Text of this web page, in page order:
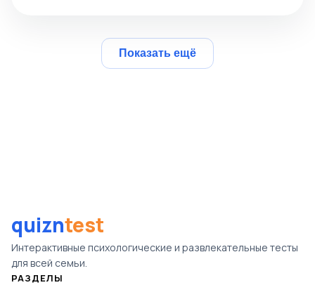
Показать ещё
quizntest
Интерактивные психологические и развлекательные тесты
для всей семьи.
РАЗДЕЛЫ